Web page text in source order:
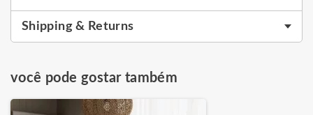
Shipping & Returns
você pode gostar também